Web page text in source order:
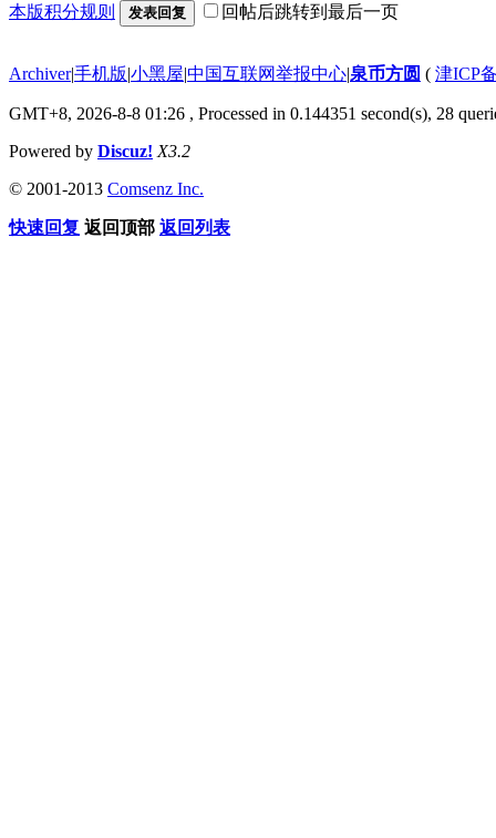
本版积分规则 发表回复 回帖后跳转到最后一页
Archiver|手机版|小黑屋|中国互联网举报中心|泉币方圆 ( 津ICP
GMT+8, 2026-8-8 01:26 , Processed in 0.144351 second(s), 28
Powered by Discuz! X3.2
© 2001-2013 Comsenz Inc.
快速回复 返回顶部 返回列表